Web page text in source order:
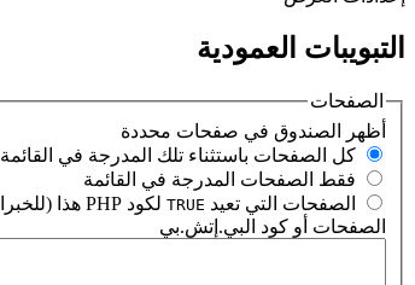
التبويبات العمودية
الصفحات
‏أظهر الصندوق في صفحات محددة ‏
‏كل الصفحات باستثناء تلك المدرجة في القائمة ‏
‏فقط الصفحات المدرجة في القائمة ‏
‏الصفحات التي تعيد TRUE لكود PHP هذا (للخبراء فقط) ‏
الصفحات أو كود البي.إتش.بي